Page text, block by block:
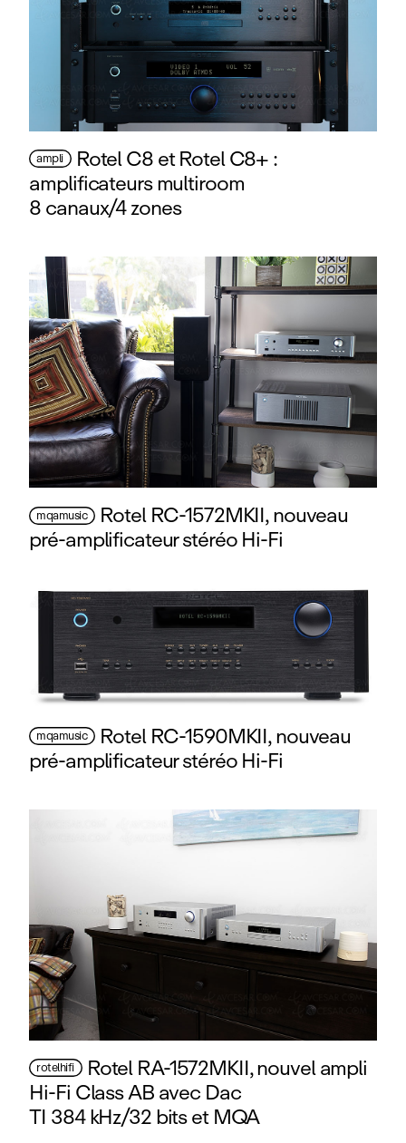
ampli Rotel C8 et Rotel C8+ :
amplificateurs multiroom
8 canaux/4 zones
mqamusic Rotel RC-1572MKII, nouveau
pré‑amplificateur stéréo Hi‑Fi
mqamusic Rotel RC-1590MKII, nouveau
pré‑amplificateur stéréo Hi‑Fi
rotelhifi Rotel RA-1572MKII, nouvel ampli
Hi‑Fi Class AB avec Dac
TI 384 kHz/32 bits et MQA